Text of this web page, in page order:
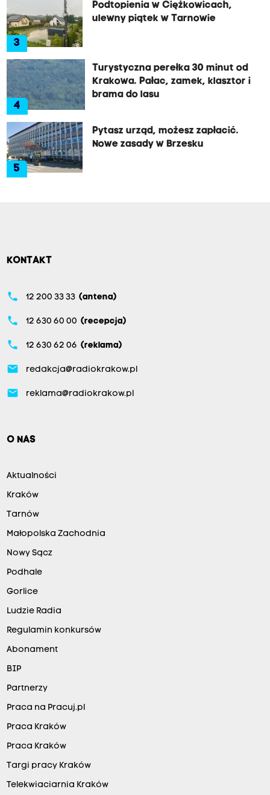
3
Podtopienia w Ciężkowicach,
ulewny piątek w Tarnowie
4
Turystyczna perełka 30 minut od
Krakowa. Pałac, zamek, klasztor i
brama do lasu
5
Pytasz urząd, możesz zapłacić.
Nowe zasady w Brzesku
KONTAKT
phone 12 200 33 33 (antena)
phone 12 630 60 00 (recepcja)
phone 12 630 62 06 (reklama)
email redakcja@radiokrakow.pl
email reklama@radiokrakow.pl
O NAS
Aktualności
Kraków
Tarnów
Małopolska Zachodnia
Nowy Sącz
Podhale
Gorlice
Ludzie Radia
Regulamin konkursów
Abonament
BIP
Partnerzy
Praca na Pracuj.pl
Praca Kraków
Praca Kraków
Targi pracy Kraków
Telekwiaciarnia Kraków